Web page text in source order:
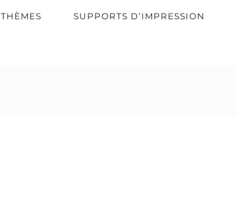
THÈMES SUPPORTS D’IMPRESSION